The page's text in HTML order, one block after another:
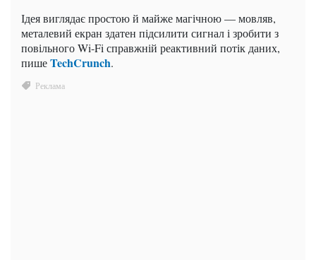
Ідея виглядає простою й майже магічною — мовляв,
металевий екран здатен підсилити сигнал і зробити з
повільного Wi-Fi справжній реактивний потік даних,
пишеTechCrunch.